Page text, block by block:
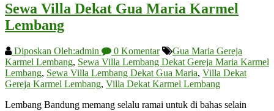
Sewa Villa Dekat Gua Maria Karmel
Lembang
Diposkan Oleh:admin 0 Komentar
Gua Maria Gereja
Karmel Lembang, Sewa Villa Lembang Dekat Gereja Maria Karmel
Lembang, Sewa Villa Lembang Dekat Gua Maria, Villa Dekat
Gereja Karmel Lembang, Villa Dekat Karmel Lembang
Lembang Bandung memang selalu ramai untuk di bahas selain